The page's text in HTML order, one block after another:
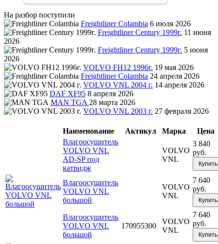
На разбор поступили
Freightliner Colambia 6 июля 2026
Freightliner Century 1999г. 11 июня
2026
Freightliner Century 1999г. 5 июня
2026
VOLVO FH12 1996г. 19 мая 2026
Freightliner Colambia 24 апреля 2026
VOLVO VNL 2004 г. 14 апреля 2026
DAF XF95 8 апреля 2026
MAN TGA 28 марта 2026
VOLVO VNL 2003 г. 27 февраля 2026
Наименование Актикул Марка
Цена
Влагоосушитель
VOLVO VNL
AD-SP под
катридж
VOLVO
VNL
3 840
руб.
Купить
Влагоосушитель
VOLVO VNL
большой
VOLVO
VNL
7 640
руб.
Купить
Влагоосушитель
VOLVO VNL
большой
170955300
VOLVO
VNL
7 640
руб.
Купить